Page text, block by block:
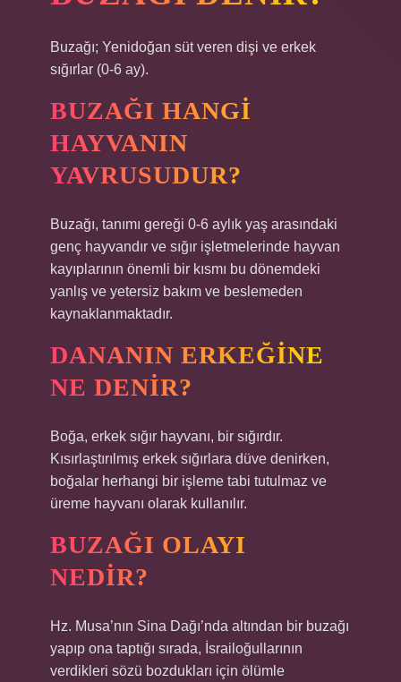
Buzağı; Yenidoğan süt veren dişi ve erkek
sığırlar (0-6 ay).
BUZAĞI HANGI
HAYVANIN
YAVRUSUDUR?
Buzağı, tanımı gereği 0-6 aylık yaş arasındaki
genç hayvandır ve sığır işletmelerinde hayvan
kayıplarının önemli bir kısmı bu dönemdeki
yanlış ve yetersiz bakım ve beslemeden
kaynaklanmaktadır.
DANANIN ERKEĞINE
NE DENIR?
Boğa, erkek sığır hayvanı, bir sığırdır.
Kısırlaştırılmış erkek sığırlara düve denirken,
boğalar herhangi bir işleme tabi tutulmaz ve
üreme hayvanı olarak kullanılır.
BUZAĞI OLAYI
NEDIR?
Hz. Musa’nın Sina Dağı’nda altından bir buzağı
yapıp ona taptığı sırada, İsrailoğullarının
verdikleri sözü bozdukları için ölümle